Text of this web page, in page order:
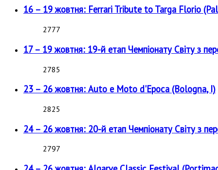
16 – 19 жовтня: Ferrari Tribute to Targa Florio
2777
17 – 19 жовтня: 19-й етап Чемпіонату Світу з
2785
23 – 26 жовтня: Auto e Moto d'Epoca (Bologna, I)
2825
24 – 26 жовтня: 20-й етап Чемпіонату Світу з
2797